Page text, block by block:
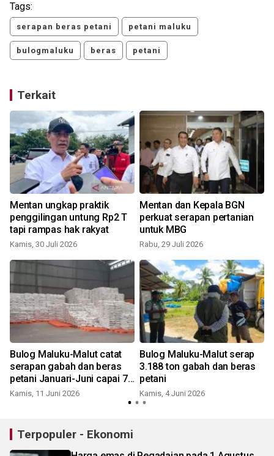
Tags:
serapan beras petani petani maluku
bulogmaluku beras petani
Terkait
Mentan ungkap praktik
penggilingan untung Rp2 T
tapi rampas hak rakyat
Kamis, 30 Juli 2026
Mentan dan Kepala BGN
perkuat serapan pertanian
untuk MBG
Rabu, 29 Juli 2026
Bulog Maluku-Malut catat
serapan gabah dan beras
petani Januari-Juni capai 70
persen
Kamis, 11 Juni 2026
Bulog Maluku-Malut serap
3.188 ton gabah dan beras
petani
Kamis, 4 Juni 2026
Terpopuler - Ekonomi